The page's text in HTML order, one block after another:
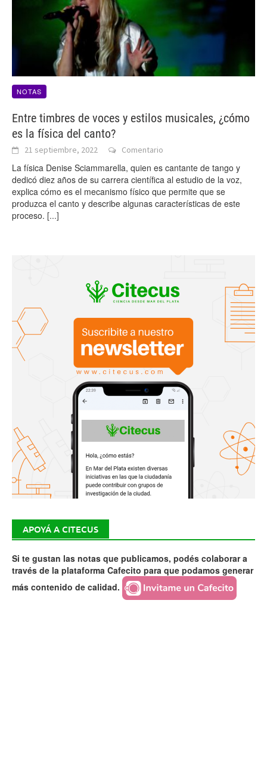
NOTAS
Entre timbres de voces y estilos musicales, ¿cómo
es la física del canto?
21 septiembre, 2022 Comentario
La física Denise Sciammarella, quien es cantante de tango y
dedicó diez años de su carrera científica al estudio de la voz,
explica cómo es el mecanismo físico que permite que se
produzca el canto y describe algunas características de este
proceso. [...]
APOYÁ A CITECUS
Si te gustan las notas que publicamos, podés colaborar a
través de la plataforma Cafecito para que podamos generar
más contenido de calidad.